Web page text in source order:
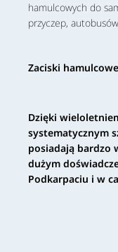
hamulcowych do
przyczep,
Zaciski
Dzięki
systematycznym
posiadają bardzo
dużym
Podkarpaciu i w